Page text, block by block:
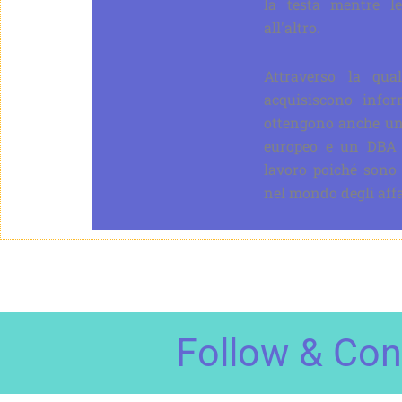
la testa mentre
all'altro.
Attraverso la
acquisiscono
ottengono anche
europeo e un
lavoro poiché
nel mondo degli
Follow &